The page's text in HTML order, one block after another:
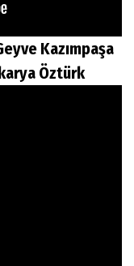
Kazımpaşa
Öztürk